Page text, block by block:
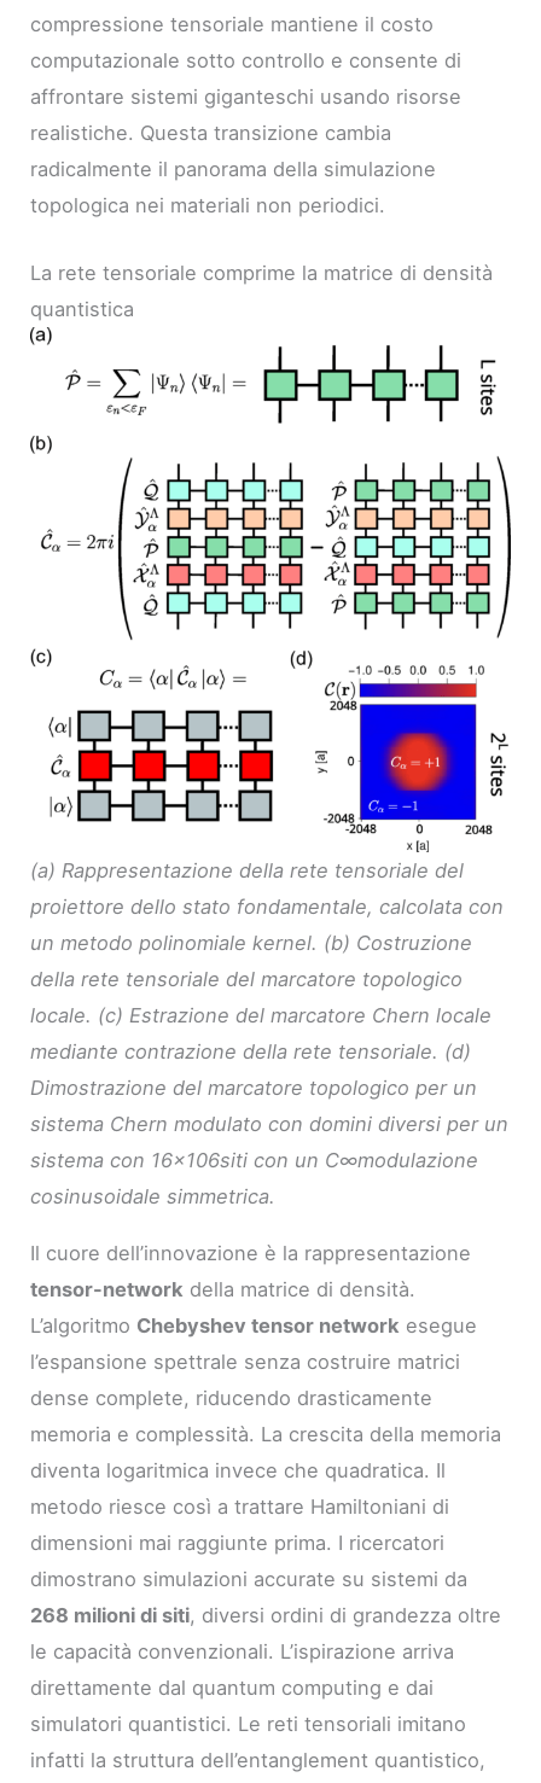
compressione tensoriale mantiene il costo
computazionale sotto controllo e consente di
affrontare sistemi giganteschi usando risorse
realistiche. Questa transizione cambia
radicalmente il panorama della simulazione
topologica nei materiali non periodici.
La rete tensoriale comprime la matrice di densità
quantistica
(a) Rappresentazione della rete tensoriale del
proiettore dello stato fondamentale, calcolata con
un metodo polinomiale kernel. (b) Costruzione
della rete tensoriale del marcatore topologico
locale. (c) Estrazione del marcatore Chern locale
mediante contrazione della rete tensoriale. (d)
Dimostrazione del marcatore topologico per un
sistema Chern modulato con domini diversi per un
sistema con 16×106siti con un C∞modulazione
cosinusoidale simmetrica.
Il cuore dell’innovazione è la rappresentazione
tensor-network della matrice di densità.
L’algoritmo Chebyshev tensor network esegue
l’espansione spettrale senza costruire matrici
dense complete, riducendo drasticamente
memoria e complessità. La crescita della memoria
diventa logaritmica invece che quadratica. Il
metodo riesce così a trattare Hamiltoniani di
dimensioni mai raggiunte prima. I ricercatori
dimostrano simulazioni accurate su sistemi da
268 milioni di siti, diversi ordini di grandezza oltre
le capacità convenzionali. L’ispirazione arriva
direttamente dal quantum computing e dai
simulatori quantistici. Le reti tensoriali imitano
infatti la struttura dell’entanglement quantistico,